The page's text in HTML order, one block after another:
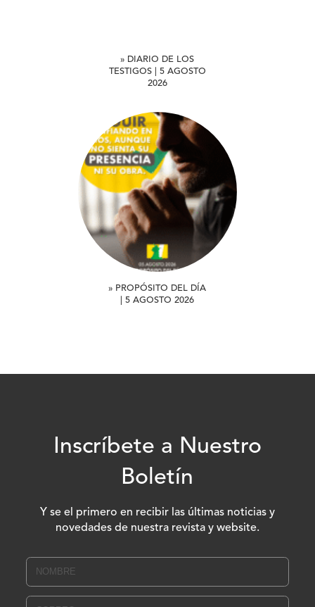
» DIARIO DE LOS
TESTIGOS | 5 AGOSTO
2026
» PROPÓSITO DEL DÍA
| 5 AGOSTO 2026
Inscríbete a Nuestro
Boletín
Y se el primero en recibir las últimas noticias y
novedades de nuestra revista y website.